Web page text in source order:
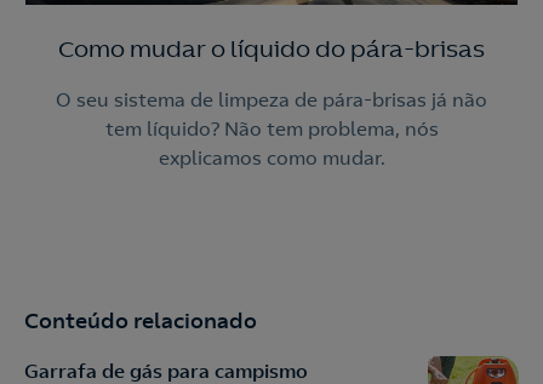
Como mudar o líquido do pára-brisas
O seu sistema de limpeza de pára-brisas já não
tem líquido? Não tem problema, nós
explicamos como mudar.
Conteúdo relacionado
Garrafa de gás para campismo